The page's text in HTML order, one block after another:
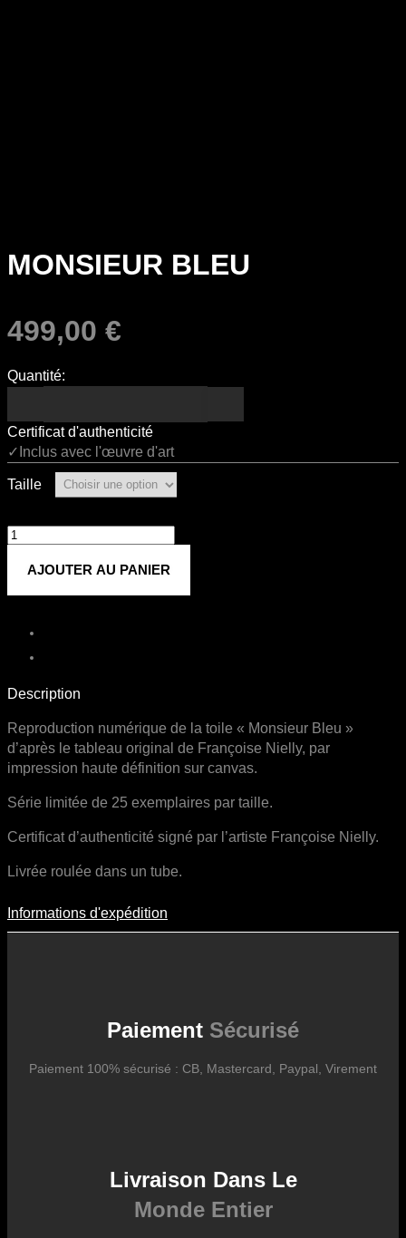
MONSIEUR BLEU
499,00 €
Quantité:
Certificat d'authenticité
✓Inclus avec l'œuvre d'art
Taille
quantité
Monsieur
Bleu
AJOUTER AU PANIER
Description
Reproduction numérique de la toile « Monsieur Bleu »
d’après le tableau original de Françoise Nielly, par
impression haute définition sur canvas.
Série limitée de 25 exemplaires par taille.
Certificat d’authenticité signé par l’artiste Françoise Nielly.
Livrée roulée dans un tube.
Informations D'expédition
des fluctuations tarifaires des transporteurs internationaux.
Informations d'expédition
Paiement Sécurisé
Paiement 100% sécurisé : CB, Mastercard, Paypal, Virement
Livraison Dans Le
Monde Entier